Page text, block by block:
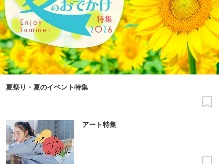
夏祭り・夏のイベント特集
アート特集